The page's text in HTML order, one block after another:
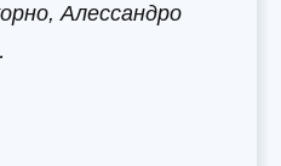
Алессандро